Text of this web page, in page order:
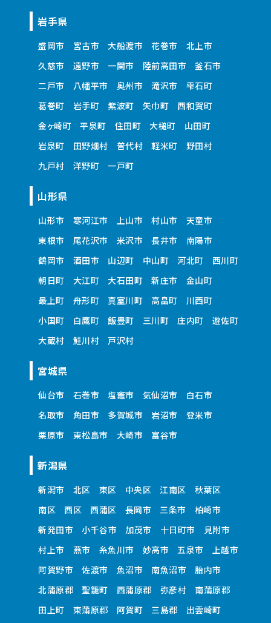
岩手県
盛岡市 宮古市 大船渡市 花巻市
北上市
久慈市
遠野市 一関市 陸前高田市
釜石市
二戸市
八幡平市 奥州市 滝沢市
雫石町
葛巻町
岩手町 紫波町 矢巾町
西和賀町
金ヶ崎町
平泉町 住田町 大槌町
山田町
岩泉町
田野畑村 普代村 軽米町
野田村
九戸村
洋野町 一戸町
山形県
山形市 寒河江市 上山市 村山市
天童市
東根市
尾花沢市 米沢市 長井市
南陽市
鶴岡市
酒田市 山辺町 中山町 河北町
西川町
朝日町
大江町 大石田町 新庄市
金山町
最上町
舟形町 真室川町 高畠町
川西町
小国町
白鷹町 飯豊町 三川町 庄内町
遊佐町
大蔵村
鮭川村 戸沢村
宮城県
仙台市 石巻市 塩竈市 気仙沼市
白石市
名取市
角田市 多賀城市 岩沼市
登米市
栗原市
東松島市 大崎市 富谷市
新潟県
新潟市 北区 東区 中央区 江南区
秋葉区
南区
西区 西蒲区 長岡市 三条市
柏崎市
新発田市
小千谷市 加茂市 十日町市
見附市
村上市
燕市 糸魚川市 妙高市 五泉市
上越市
阿賀野市
佐渡市 魚沼市 南魚沼市
胎内市
北蒲原郡
聖籠町 西蒲原郡 弥彦村
南蒲原郡
田上町
東蒲原郡 阿賀町 三島郡 出雲崎町